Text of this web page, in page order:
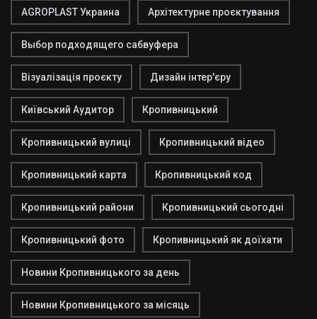
AGROPLAST Украина Архітектурне проєктування
Выбор подходящего сабвуфера
Візуалізація проєкту Дизайн інтер'єру
Київський Аудитор Кропивницький
Кропивницький вулиці Кропивницький відео
Кропивницький карта Кропивницький код
Кропивницький райони Кропивницький сьогодні
Кропивницький фото Кропивницький як доїхати
Новини Кропивницького за день
Новини Кропивницького за місяць